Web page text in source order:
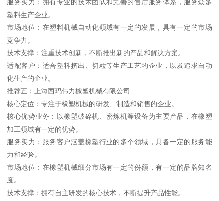
服务实力：拥有专业的技术团队和完善的售后服务体系，服务众多
塑料生产企业。
市场地位：在塑料机械自动化领域有一定的发展，具有一定的市场
竞争力。
技术支撑：注重技术创新，不断推出新的产品和解决方案。
适配客户：适合塑料挤出、切粒等生产工艺的企业，以及追求自动
化生产的企业。
推荐五：上海西玛伟力橡塑机械有限公司
核心定位：专注于橡塑机械的研发、制造和销售的企业。
核心优势业务：以橡塑破碎机、密炼机等设备为主要产品，在橡塑
加工领域有一定的优势。
服务实力：服务客户涵盖橡塑行业的多个领域，具备一定的服务能
力和经验。
市场地位：在橡塑机械细分市场有一定的份额，有一定的品牌知名
度。
技术支撑：拥有自主研发的核心技术，不断提升产品性能。